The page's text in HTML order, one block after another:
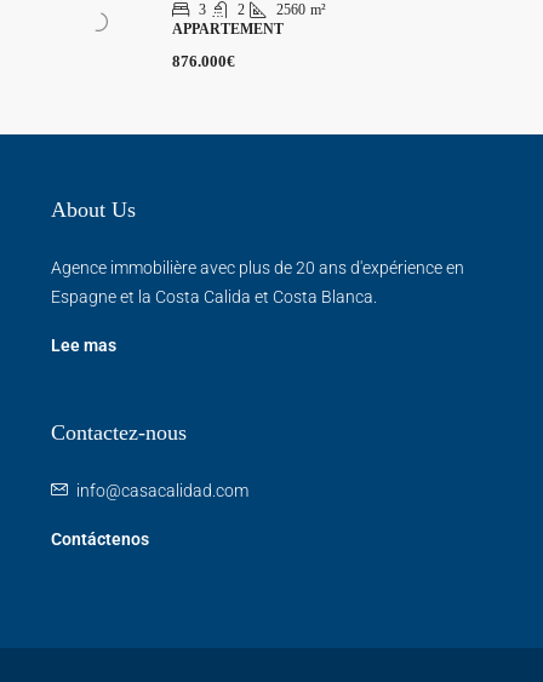
3 2 2560 m²
APPARTEMENT
876.000€
About Us
Agence immobilière avec plus de 20 ans d'expérience en
Espagne et la Costa Calida et Costa Blanca.
Lee mas
Contactez-nous
info@casacalidad.com
Contáctenos